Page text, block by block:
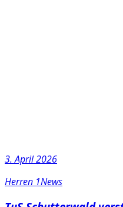
3. April 2026
Herren 1News